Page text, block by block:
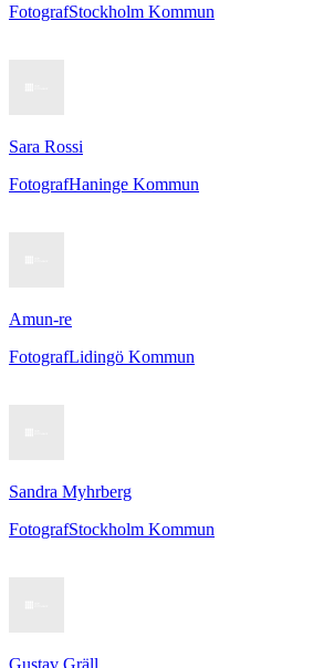
FotografStockholm Kommun
Sara Rossi
FotografHaninge Kommun
Amun-re
FotografLidingö Kommun
Sandra Myhrberg
FotografStockholm Kommun
Gustav Gräll